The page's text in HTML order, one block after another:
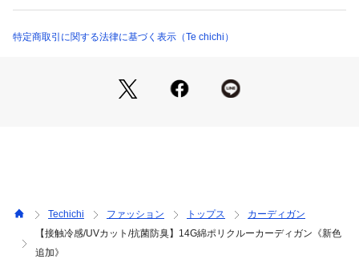
な一枚。
快適に着用いただけます。
ベーシックなクルーネックデザインで、1枚着としてはもちろ
【カラー】
・オフ／ブラック／オレンジ／グリーン／ブラウン：無地カ
ラー
※詳しい洗濯方法については、商品の品質表示タグをご覧ください
2601377-21-12 （ショップ）
特定商取引に関する法律に基づく表示（Te chichi）
Techichi ファッション トップス
カーディガン
【接触冷感/UVカット/抗菌防臭】14G綿ポリクルーカーディガン《新色
追加》